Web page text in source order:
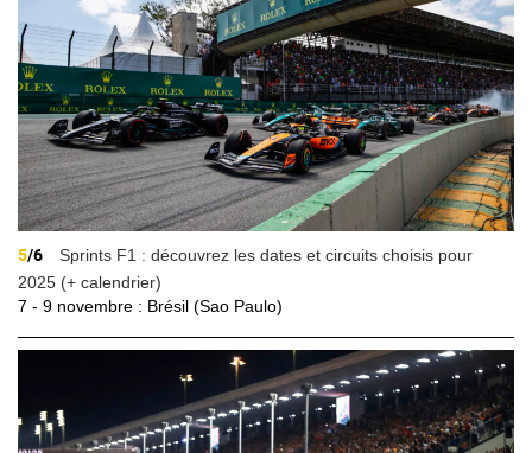
5/6
Sprints F1 : découvrez les dates et circuits choisis pour
2025 (+ calendrier)
7 - 9 novembre : Brésil (Sao Paulo)